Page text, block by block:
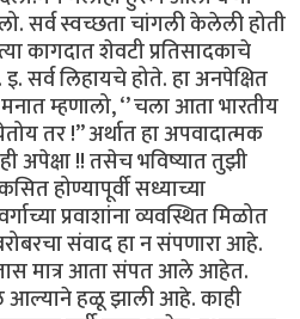
सर्व स्वच्छता चांगली केलेली होती
कागदात शेवटी प्रतिसादकाचे
सर्व लिहायचे होते. हा अनपेक्षित
म्हणालो, ‘’ चला आता भारतीय
तर !” अर्थात हा अपवादात्मक
अपेक्षा !! तसेच भविष्यात तुझी
होण्यापूर्वी सध्याच्या
प्रवाशांना व्यवस्थित मिळोत
संवाद हा न संपणारा आहे.
मात्र आता संपत आले आहेत.
आल्याने हळू झाली आहे. काही